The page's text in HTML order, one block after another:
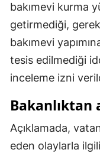
bakımevi kurma
getirmediği,
bakımevi
tesis edilmediği
inceleme izni
Bakanlıktan
Açıklamada,
eden olaylarla